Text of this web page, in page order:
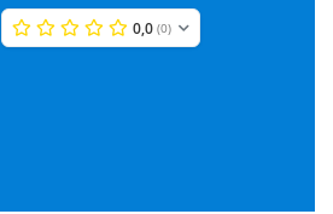
0,0 (0)